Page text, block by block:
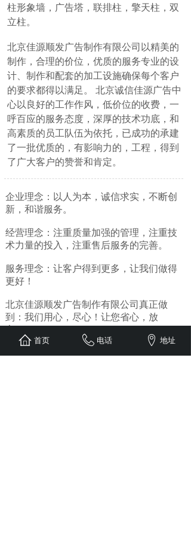
柱形象墙，广告塔，联排柱，擎天柱，双
立柱。
北京佳源顺发广告制作有限公司以精美的
制作，合理的价位，优质的服务专业的设
计、制作和配套的加工设施确保每个客户
的要求都得以满足。 北京诚信佳源广告中
心以良好的工作作风，低价位的收费，一
呼百应的服务态度，深厚的技术功底，和
高素质的员工队伍为依托，已成功的承建
了一批优质的，有影响力的，工程，得到
了广大客户的赞誉和肯定。
企业理念：以人为本，诚信求实，不断创
新，和谐服务。
经营理念：注重质量加强的管理，注重技
术力量的投入，注重售后服务的完善。
服务理念：让客户得到更多，让我们做得
更好！
北京佳源顺发广告制作有限公司真正做
到：我们用心，尽心！让您省心，放
首页 电话 地址